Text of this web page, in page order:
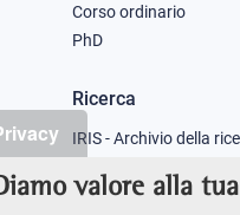
valore alla
Corso ordinario
PhD
Ricerca
IRIS - Archivio della
Didattica